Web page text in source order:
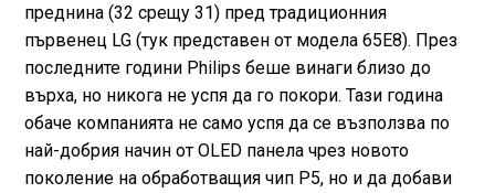
преднина (32 срещу 31) пред традиционния
първенец LG (тук представен от модела 65E8). През
последните години Philips беше винаги близо до
върха, но никога не успя да го покори. Тази година
обаче компанията не само успя да се възползва по
най-добрия начин от OLED панела чрез новото
поколение на обработващия чип P5, но и да добави